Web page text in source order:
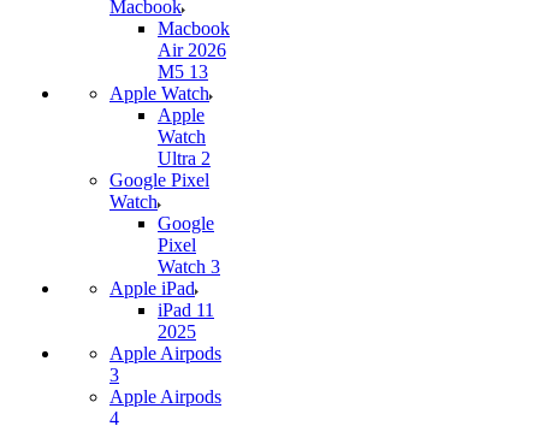
Macbook
Macbook
Air 2026
M5 13
Apple Watch
Apple
Watch
Ultra 2
Google Pixel
Watch
Google
Pixel
Watch 3
Apple iPad
iPad 11
2025
Apple Airpods
3
Apple Airpods
4